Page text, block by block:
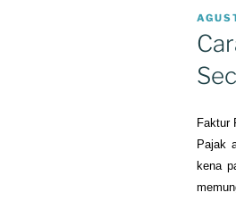
ON
Faktur
Pajak
kena